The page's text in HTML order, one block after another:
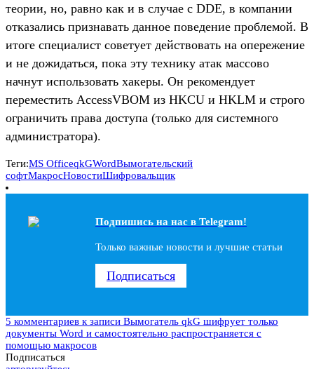
теории, но, равно как и в случае с DDE, в компании
отказались признавать данное поведение проблемой. В
итоге специалист советует действовать на опережение
и не дожидаться, пока эту технику атак массово
начнут использовать хакеры. Он рекомендует
переместить AccessVBOM из HKCU и HKLM и строго
ограничить права доступа (только для системного
администратора).
Теги:MS OfficeqkGWordВымогательский
софтМакросНовостиШифровальщик
Подпишись на наc в Telegram!
Только важные новости и лучшие статьи
Подписаться
5 комментариев к записи Вымогатель qkG шифрует только
документы Word и самостоятельно распространяется с
помощью макросов
Подписаться